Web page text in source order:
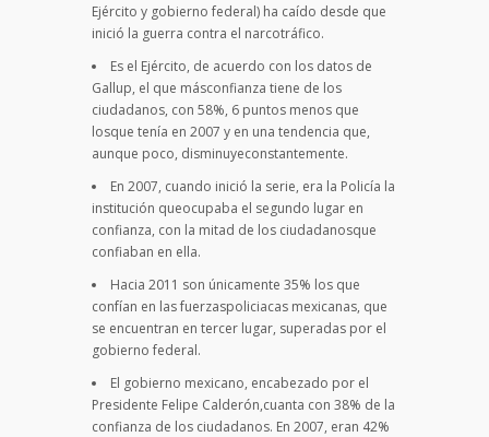
Ejército y gobierno federal) ha caído desde que
inició la guerra contra el narcotráfico.
Es el Ejército, de acuerdo con los datos de
Gallup, el que másconfianza tiene de los
ciudadanos, con 58%, 6 puntos menos que
losque tenía en 2007 y en una tendencia que,
aunque poco, disminuyeconstantemente.
En 2007, cuando inició la serie, era la Policía la
institución queocupaba el segundo lugar en
confianza, con la mitad de los ciudadanosque
confiaban en ella.
Hacia 2011 son únicamente 35% los que
confían en las fuerzaspoliciacas mexicanas, que
se encuentran en tercer lugar, superadas por el
gobierno federal.
El gobierno mexicano, encabezado por el
Presidente Felipe Calderón,cuanta con 38% de la
confianza de los ciudadanos. En 2007, eran 42%